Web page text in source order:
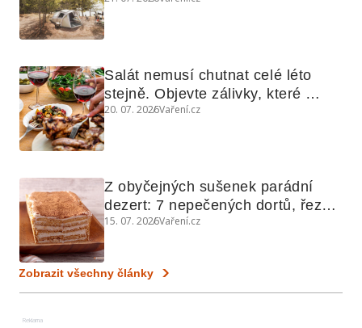
Salát nemusí chutnat celé léto
stejně. Objevte zálivky, které
využijete i na maso, nudle nebo
20. 07. 2026Vaření.cz
Z obyčejných sušenek parádní
dezert: 7 nepečených dortů, řezů
a koláčů
15. 07. 2026Vaření.cz
Zobrazit všechny články
Reklama